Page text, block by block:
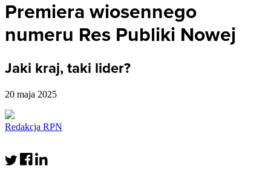
Premiera wiosennego
numeru Res Publiki Nowej
Jaki kraj, taki lider?
20 maja 2025
Redakcja RPN